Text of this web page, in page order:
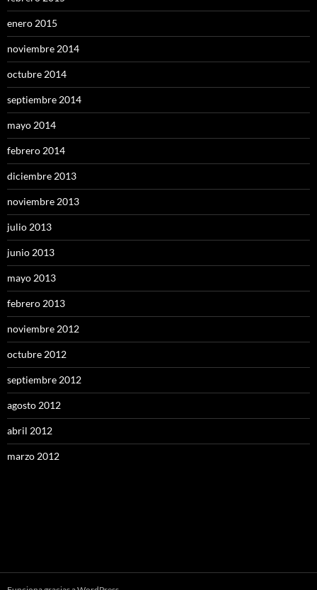
enero 2015
noviembre 2014
octubre 2014
septiembre 2014
mayo 2014
febrero 2014
diciembre 2013
noviembre 2013
julio 2013
junio 2013
mayo 2013
febrero 2013
noviembre 2012
octubre 2012
septiembre 2012
agosto 2012
abril 2012
marzo 2012